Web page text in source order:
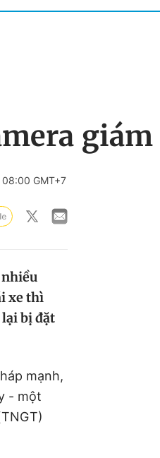
giám
GMT+7
xe thì
bị đặt
mạnh,
- một